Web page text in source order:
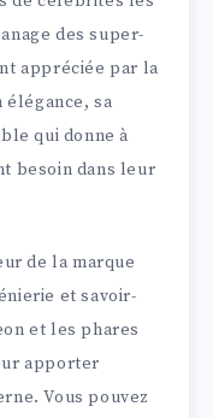
des super-
appréciée par la
sa
qui donne à
besoin dans leur
de la marque
et savoir-
et les phares
apporter
Vous pouvez